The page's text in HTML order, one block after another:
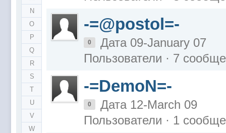
N
O
P
Q
R
S
T
U
V
W
-=@postol=-
0
Дата 09-January 07
Пользователи · 7
-=DemoN=-
0
Дата 12-March 09
Пользователи · 1